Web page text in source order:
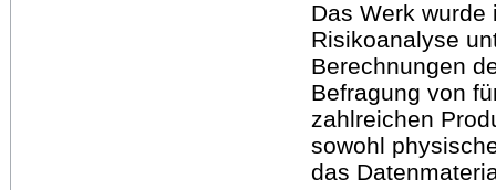
Das Werk
Risikoanalyse
Berechnungen
Befragung von
zahlreichen
sowohl
das